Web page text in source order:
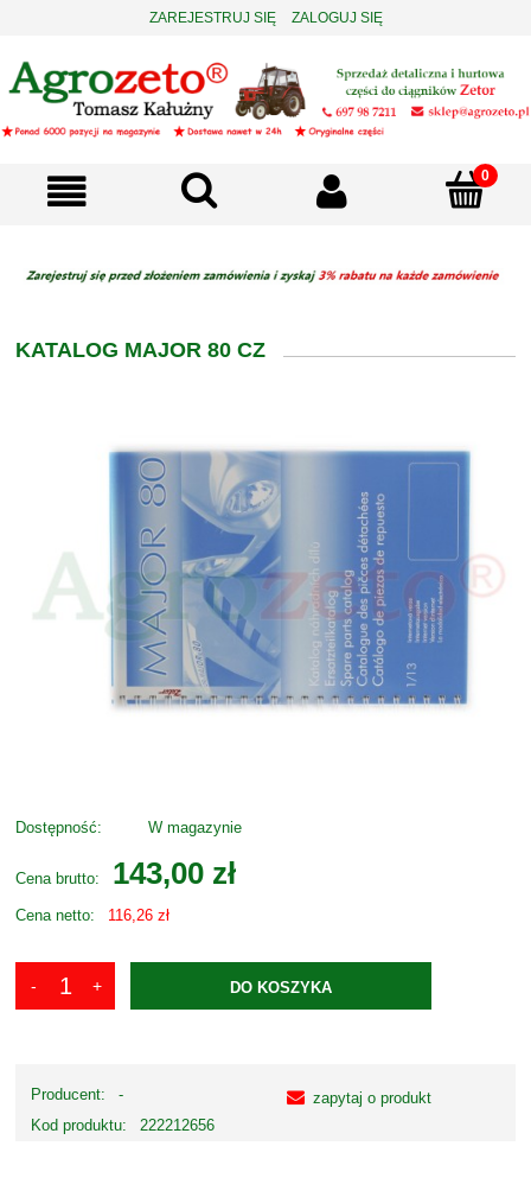
ZAREJESTRUJ SIĘ ZALOGUJ SIĘ
KATALOG MAJOR 80 CZ
Dostępność: W magazynie
Cena brutto: 143,00 zł
Cena netto: 116,26 zł
DO KOSZYKA
Producent:
-
Kod produktu:
222212656
zapytaj o produkt